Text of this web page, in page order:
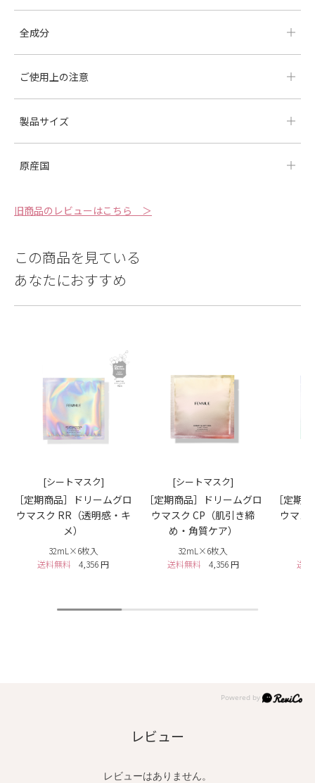
全成分
ご使用上の注意
製品サイズ
原産国
旧商品のレビューはこちら ＞
この商品を見ている
あなたにおすすめ
[シートマスク]
［定期商品］ドリームグロ
ウマスク RR（透明感・キ
メ）
32mL×6枚入
送料無料
4,356 円
[シートマスク]
［定期商品］ドリームグロ
ウマスク CP（肌引き締
め・角質ケア）
32mL×6枚入
送料無料
4,356 円
［定期
ウマス
送
レビュー
レビューはありません。